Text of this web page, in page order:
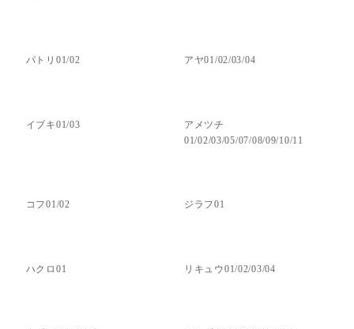
パトリ01/02 アヤ01/02/03/04
イブキ01/03
アメツチ
01/02/03/05/07/08/09/10/11
コフ01/02 ジラフ01
ハクロ01 リキュウ01/02/03/04